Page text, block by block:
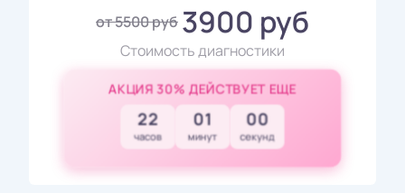
от 5500 руб 3900 руб
Стоимость диагностики
АКЦИЯ 30% ДЕЙСТВУЕТ ЕЩЕ
22
часов
00
минут
58
секунд